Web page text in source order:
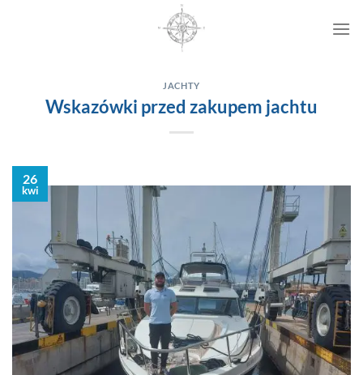
JACHTY
Wskazówki przed zakupem jachtu
26
kwi